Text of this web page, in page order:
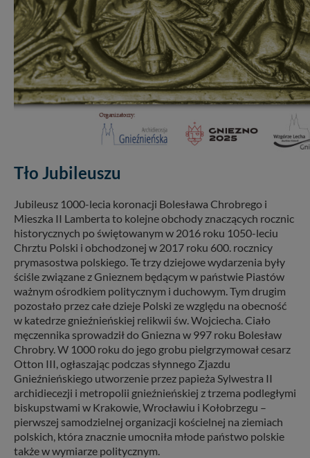
Tło Jubileuszu
Jubileusz 1000-lecia koronacji Bolesława Chrobrego i
Mieszka II Lamberta to kolejne obchody znaczących rocznic
historycznych po świętowanym w 2016 roku 1050-leciu
Chrztu Polski i obchodzonej w 2017 roku 600. rocznicy
prymasostwa polskiego. Te trzy dziejowe wydarzenia były
ściśle związane z Gnieznem będącym w państwie Piastów
ważnym ośrodkiem politycznym i duchowym. Tym drugim
pozostało przez całe dzieje Polski ze względu na obecność
w katedrze gnieźnieńskiej relikwii św. Wojciecha. Ciało
męczennika sprowadził do Gniezna w 997 roku Bolesław
Chrobry. W 1000 roku do jego grobu pielgrzymował cesarz
Otton III, ogłaszając podczas słynnego Zjazdu
Gnieźnieńskiego utworzenie przez papieża Sylwestra II
archidiecezji i metropolii gnieźnieńskiej z trzema podległymi
biskupstwami w Krakowie, Wrocławiu i Kołobrzegu –
pierwszej samodzielnej organizacji kościelnej na ziemiach
polskich, która znacznie umocniła młode państwo polskie
także w wymiarze politycznym.